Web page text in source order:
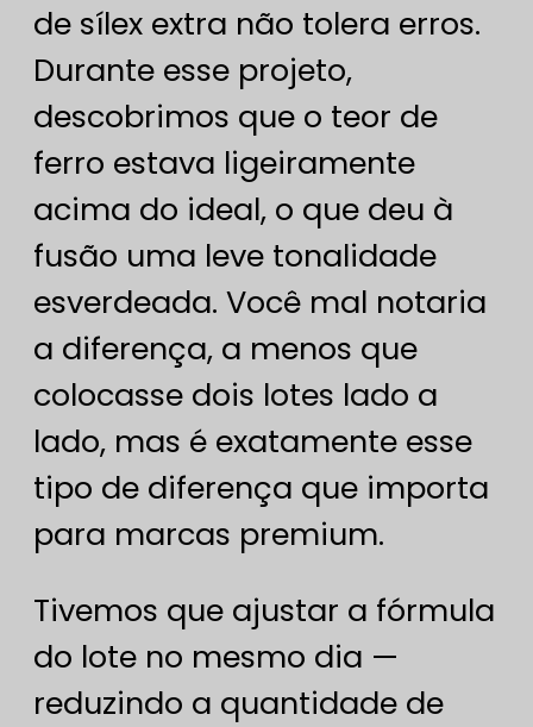
de sílex extra não tolera erros.
Durante esse projeto,
descobrimos que o teor de
ferro estava ligeiramente
acima do ideal, o que deu à
fusão uma leve tonalidade
esverdeada. Você mal notaria
a diferença, a menos que
colocasse dois lotes lado a
lado, mas é exatamente esse
tipo de diferença que importa
para marcas premium.
Tivemos que ajustar a fórmula
do lote no mesmo dia —
reduzindo a quantidade de